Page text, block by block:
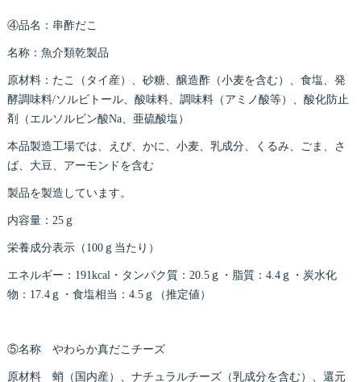
④品名：串酢だこ
名称：魚介類乾製品
原材料：たこ（タイ産）、砂糖、醸造酢（小麦を含む）、食塩、発
酵調味料/ソルビトール、酸味料、調味料（アミノ酸等）、酸化防止
剤（エルソルビン酸Na、亜硫酸塩）
本品製造工場では、えび、かに、小麦、乳成分、くるみ、ごま、さ
ば、大豆、アーモンドを含む
製品を製造しています。
内容量：25ｇ
栄養成分表示（100ｇ当たり）
エネルギー：191kcal・タンパク質：20.5ｇ・脂質：4.4ｇ・炭水化
物：17.4ｇ・食塩相当：4.5ｇ（推定値）
⑤名称 やわらか真だこチーズ
原材料 蛸（国内産）、ナチュラルチーズ（乳成分を含む）、還元